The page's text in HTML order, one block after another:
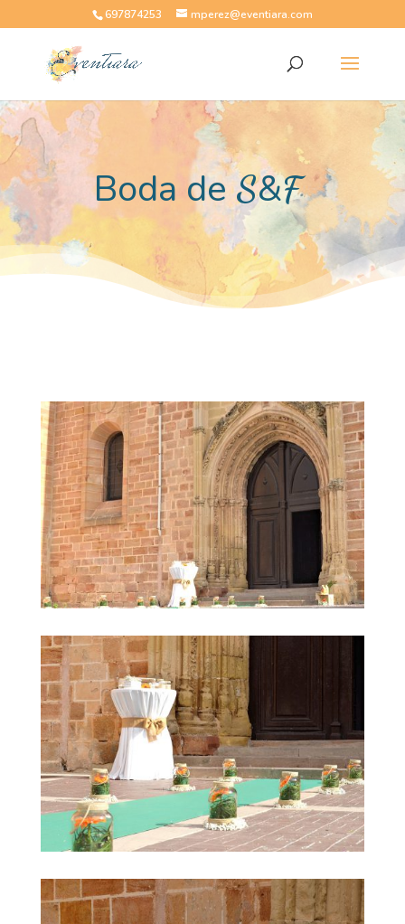
697874253 mperez@eventiara.com
Boda deS&F